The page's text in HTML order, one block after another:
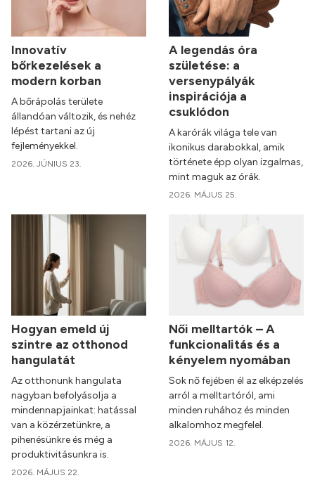
Innovatív
bőrkezelések a
modern korban
A bőrápolás területe
állandóan változik, és nehéz
lépést tartani az új
fejleményekkel.
2026. JÚNIUS 23.
A legendás óra
születése: a
versenypályák
inspirációja a
csuklódon
A karórák világa tele van
ikonikus darabokkal, amik
története épp olyan izgalmas,
mint maguk az órák.
2026. MÁJUS 25.
Hogyan emeld új
szintre az otthonod
hangulatát
Az otthonunk hangulata
nagyban befolyásolja a
mindennapjainkat: hatással
van a közérzetünkre, a
pihenésünkre és még a
produktivitásunkra is.
2026. MÁJUS 22.
Női melltartók – A
funkcionalitás és a
kényelem nyomában
Sok nő fejében él az elképzelés
arról a melltartóról, ami
minden ruhához és minden
alkalomhoz megfelel.
2026. MÁJUS 12.